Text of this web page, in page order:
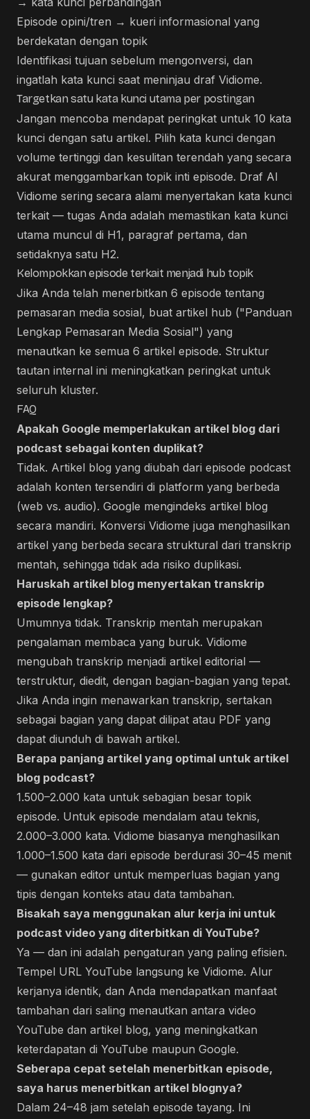
Episode opini/tren → kueri informasional yang
berdekatan dengan topik
Identifikasi tujuan sebelum mengonversi, dan
ingatlah kata kunci saat meninjau draf Vidiome.
Targetkan satu kata kunci utama per postingan
Jangan mencoba mendapat peringkat untuk 10 kata
kunci dengan satu artikel. Pilih kata kunci dengan
volume tertinggi dan kesulitan terendah yang secara
akurat menggambarkan topik inti episode. Draf AI
Vidiome sering secara alami menyertakan kata kunci
terkait — tugas Anda adalah memastikan kata kunci
utama muncul di H1, paragraf pertama, dan
setidaknya satu H2.
Kelompokkan episode terkait menjadi hub topik
Jika Anda telah menerbitkan 6 episode tentang
pemasaran media sosial, buat artikel hub ("Panduan
Lengkap Pemasaran Media Sosial") yang
menautkan ke semua 6 artikel episode. Struktur
tautan internal ini meningkatkan peringkat untuk
seluruh kluster.
FAQ
Apakah Google memperlakukan artikel blog dari
podcast sebagai konten duplikat?
Tidak. Artikel blog yang diubah dari episode podcast
adalah konten tersendiri di platform yang berbeda
(web vs. audio). Google mengindeks artikel blog
secara mandiri. Konversi Vidiome juga menghasilkan
artikel yang berbeda secara struktural dari transkrip
mentah, sehingga tidak ada risiko duplikasi.
Haruskah artikel blog menyertakan transkrip
episode lengkap?
Umumnya tidak. Transkrip mentah merupakan
pengalaman membaca yang buruk. Vidiome
mengubah transkrip menjadi artikel editorial —
terstruktur, diedit, dengan bagian-bagian yang tepat.
Jika Anda ingin menawarkan transkrip, sertakan
sebagai bagian yang dapat dilipat atau PDF yang
dapat diunduh di bawah artikel.
Berapa panjang artikel yang optimal untuk artikel
blog podcast?
1.500–2.000 kata untuk sebagian besar topik
episode. Untuk episode mendalam atau teknis,
2.000–3.000 kata. Vidiome biasanya menghasilkan
1.000–1.500 kata dari episode berdurasi 30–45 menit
— gunakan editor untuk memperluas bagian yang
tipis dengan konteks atau data tambahan.
Bisakah saya menggunakan alur kerja ini untuk
podcast video yang diterbitkan di YouTube?
Ya — dan ini adalah pengaturan yang paling efisien.
Tempel URL YouTube langsung ke Vidiome. Alur
kerjanya identik, dan Anda mendapatkan manfaat
tambahan dari saling menautkan antara video
YouTube dan artikel blog, yang meningkatkan
keterdapatan di YouTube maupun Google.
Seberapa cepat setelah menerbitkan episode,
saya harus menerbitkan artikel blognya?
Dalam 24–48 jam setelah episode tayang. Ini